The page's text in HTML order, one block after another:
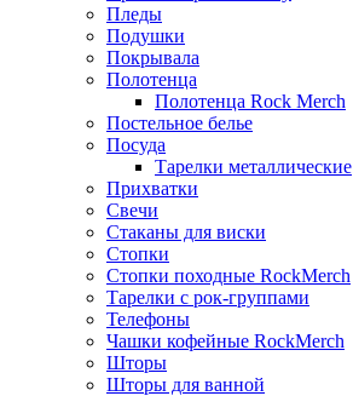
Пледы
Подушки
Покрывала
Полотенца
Полотенца Rock Merch
Постельное белье
Посуда
Тарелки металлические
Прихватки
Свечи
Стаканы для виски
Стопки
Стопки походные RockMerch
Тарелки с рок-группами
Телефоны
Чашки кофейные RockMerch
Шторы
Шторы для ванной